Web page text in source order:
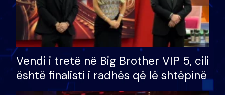
Vendi i tretë në Big Brother VIP 5, cili
është finalisti i radhës që lë shtëpinë